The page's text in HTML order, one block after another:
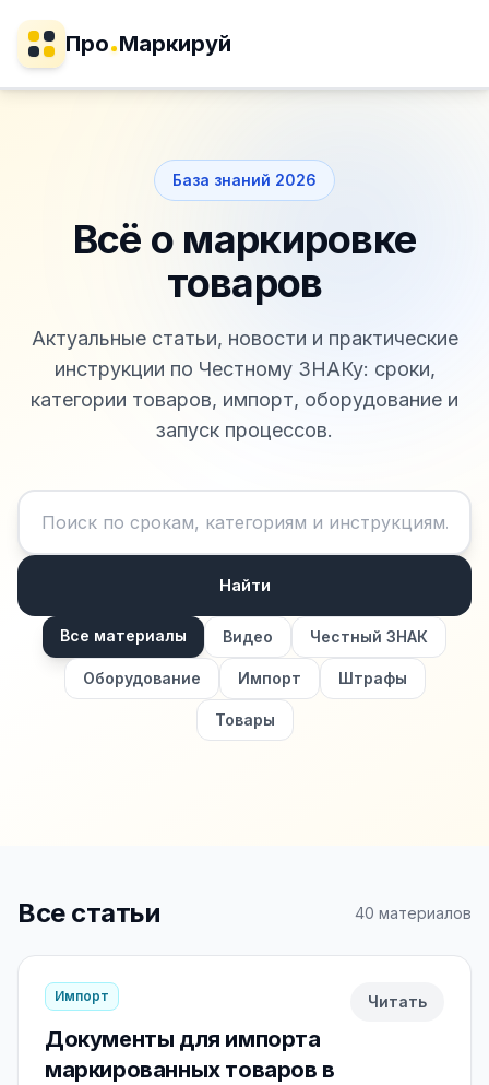
Про Маркируй
База знаний 2026
Всё о маркировке
товаров
Актуальные статьи, новости и практические
инструкции по Честному ЗНАКу: сроки,
категории товаров, импорт, оборудование и
запуск процессов.
Найти
Все материалы Видео Честный ЗНАК
Оборудование Импорт Штрафы
Товары
Все статьи 40 материалов
Импорт
Документы для импорта
маркированных товаров в
Читать